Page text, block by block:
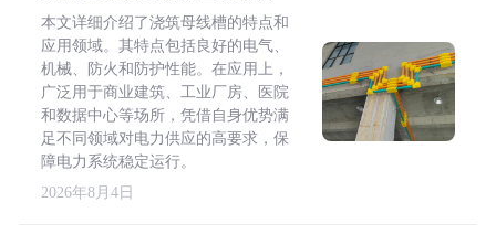
本文详细介绍了浇筑母线槽的特点和
应用领域。其特点包括良好的电气、
机械、防火和防护性能。在应用上，
广泛用于商业建筑、工业厂房、医院
和数据中心等场所，凭借自身优势满
足不同领域对电力供应的高要求，保
障电力系统稳定运行。
2026年8月4日